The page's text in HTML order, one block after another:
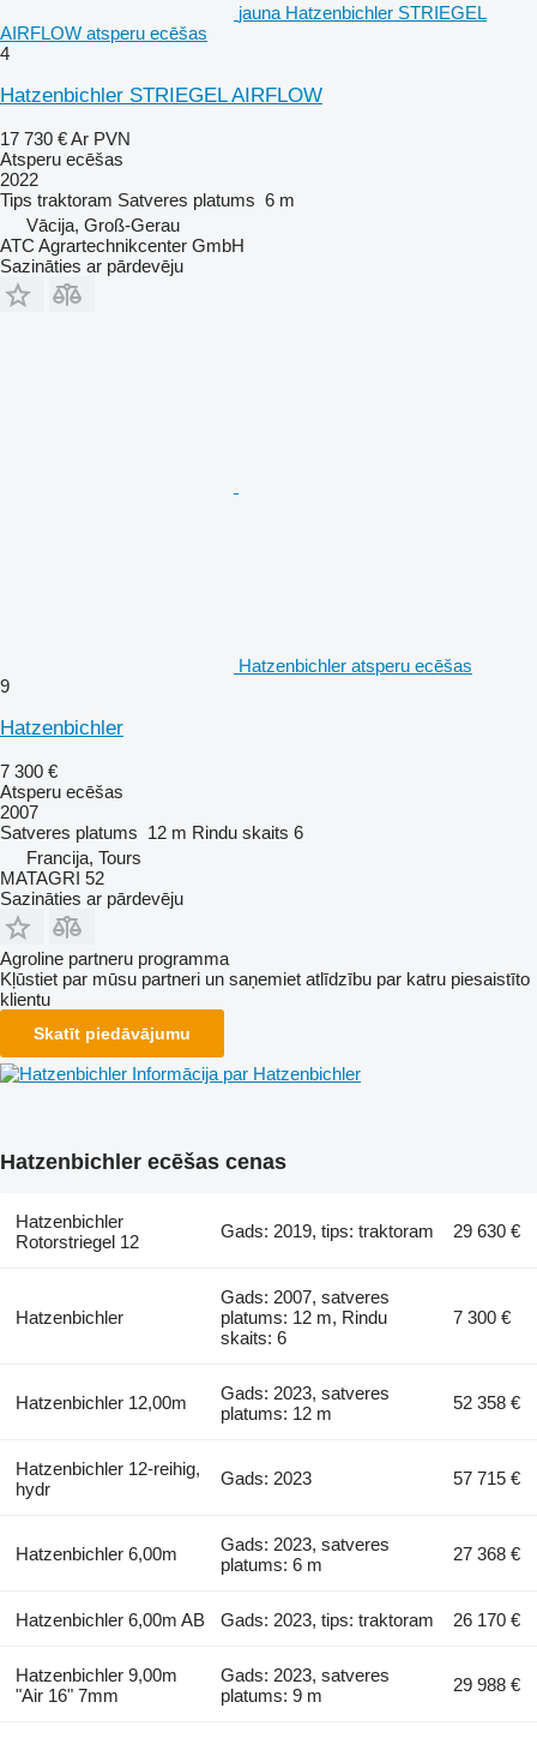
jauna Hatzenbichler STRIEGEL
AIRFLOW atsperu ecēšas
4
Hatzenbichler STRIEGEL AIRFLOW
17 730 €Ar PVN
Atsperu ecēšas
2022
Tips traktoram Satveres platums 6 m
Vācija, Groß-Gerau
ATC Agrartechnikcenter GmbH
Sazināties ar pārdevēju
Hatzenbichler atsperu ecēšas
9
Hatzenbichler
7 300 €
Atsperu ecēšas
2007
Satveres platums 12 m Rindu skaits 6
Francija, Tours
MATAGRI 52
Sazināties ar pārdevēju
Agroline partneru programma
Kļūstiet par mūsu partneri un saņemiet atlīdzību par katru piesaistīto
klientu
Skatīt piedāvājumu
Informācija par Hatzenbichler
Hatzenbichler ecēšas cenas
Hatzenbichler
Rotorstriegel 12
Gads: 2019, tips: traktoram 29 630 €
Hatzenbichler
Gads: 2007, satveres
platums: 12 m, Rindu
skaits: 6
7 300 €
Hatzenbichler 12,00m
Gads: 2023, satveres
platums: 12 m
52 358 €
Hatzenbichler 12-reihig,
hydr
Gads: 2023 57 715 €
Hatzenbichler 6,00m
Gads: 2023, satveres
platums: 6 m
27 368 €
Hatzenbichler 6,00m AB Gads: 2023, tips: traktoram 26 170 €
Hatzenbichler 9,00m
"Air 16" 7mm
Gads: 2023, satveres
platums: 9 m
29 988 €